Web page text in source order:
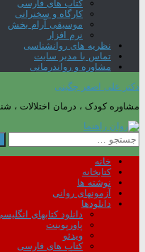
کتاب های فارسی
کارگاه و سخنرانی
موسیقی آرام بخش
نرم افزار
نظریه های روانشناسی
تماس با مدیر سایت
مشاوره و رواندرمانی
دکتر علی اصغر چگینی
مشاوره کودک ، درمان اختلالات ،
جستجو
برای:
خانه
کتابخانه
نوشته ها
آزمونهای روانی
دانلودها
دانلود کتابهای
پاورپوینت
ویدئو
کتاب های فارسی